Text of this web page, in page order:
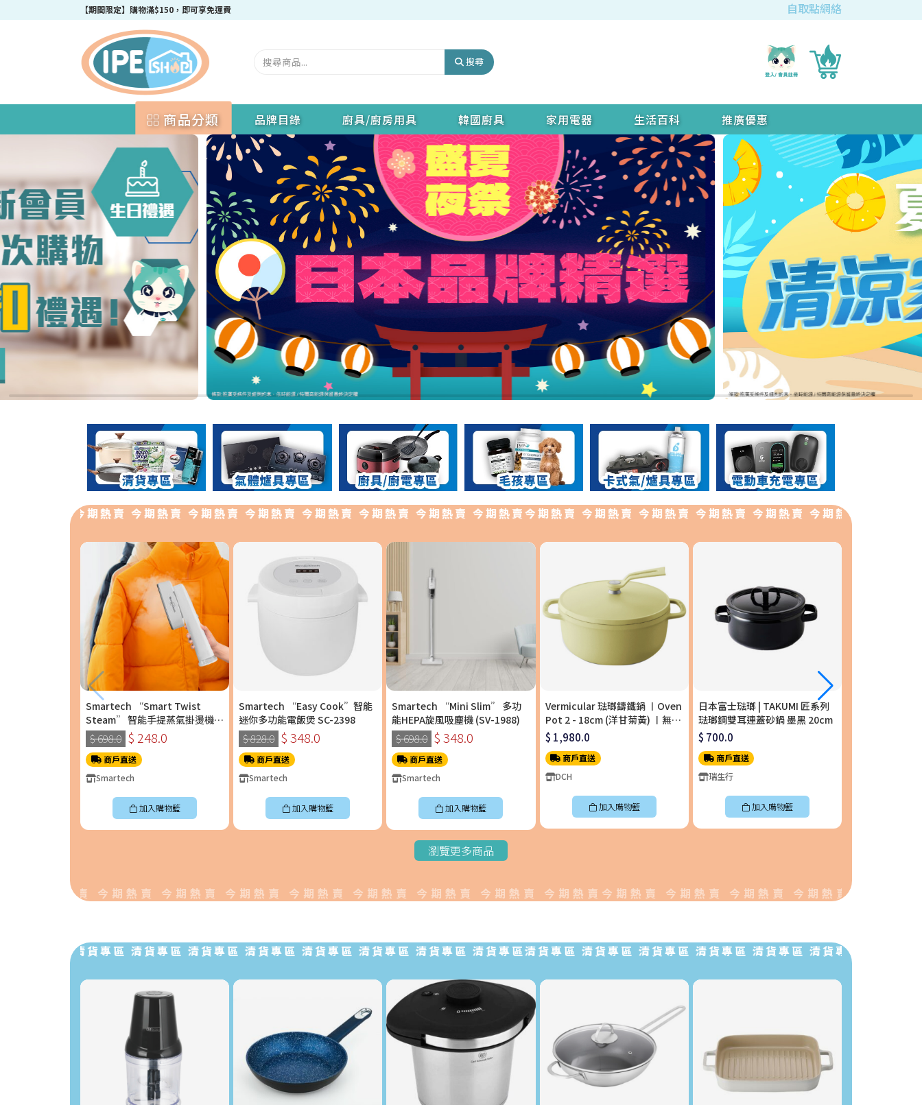
成為IPEshop會員，新會員即可獲得迎新$50購物優惠碼！ 自取點網絡
搜尋
商品分類 品牌目錄 廚具/廚房用具 韓國廚具 家用電器 生活百科 推廣優惠
熱賣 今期熱賣 今期熱賣 今期熱賣 今期熱賣 今期熱賣 今期熱賣 今期熱賣 今期熱賣今期熱賣 今期熱賣 今期熱賣 今期熱賣 今期熱賣 今期熱賣 今期熱賣
Smartech “Smart Twist
Steam” 智能手提蒸氣掛燙機
(SS-8108)
$ 698.0 $ 248.0
商戶直送
Smartech
加入購物籃
Smartech “Easy Cook”智能
迷你多功能電飯煲 SC-2398
$ 828.0 $ 348.0
商戶直送
Smartech
加入購物籃
Smartech “Mini Slim” 多功
能HEPA旋風吸塵機 (SV-1988)
$ 698.0 $ 348.0
商戶直送
Smartech
加入購物籃
Vermicular 琺瑯鑄鐵鍋 〡Oven
Pot 2 - 18cm (洋甘菊黃) 〡無水
料理鍋〡OP2R18S-YL
$ 1,980.0
商戶直送
DCH
加入購物籃
日本富士琺瑯 | TAKUMI 匠系列
琺瑯鋼雙耳連蓋砂鍋 墨黑 20cm
$ 700.0
商戶直送
瑞生行
加入購物籃
瀏覽更多商品
期熱賣 今期熱賣 今期熱賣 今期熱賣 今期熱賣 今期熱賣 今期熱賣 今期熱賣 今期熱賣今期熱賣 今期熱賣 今期熱賣 今期熱賣 今期熱賣
專區 清貨專區 清貨專區 清貨專區 清貨專區 清貨專區 清貨專區 清貨專區 清貨專區清貨專區 清貨專區 清貨專區 清貨專區 清貨專區 清貨專區 清貨專區